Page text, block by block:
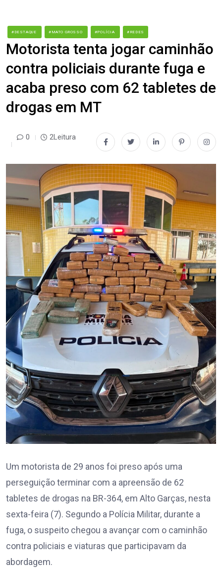
#DESTAQUE #MATO GROSSO #POLÍCIA #REDES
Motorista tenta jogar caminhão
contra policiais durante fuga e
acaba preso com 62 tabletes de
drogas em MT
0 2Leitura
Um motorista de 29 anos foi preso após uma
perseguição terminar com a apreensão de 62
tabletes de drogas na BR-364, em Alto Garças, nesta
sexta-feira (7). Segundo a Polícia Militar, durante a
fuga, o suspeito chegou a avançar com o caminhão
contra policiais e viaturas que participavam da
abordagem.